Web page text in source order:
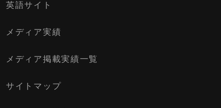
英語サイト
メディア実績
メディア掲載実績一覧
サイトマップ